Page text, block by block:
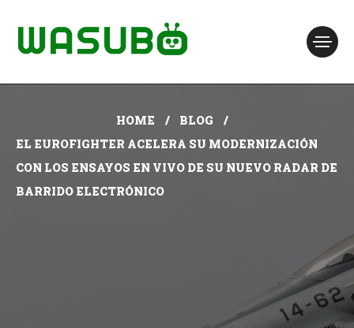
HOME
BLOG
EL EUROFIGHTER ACELERA SU MODERNIZACIÓN
CON LOS ENSAYOS EN VIVO DE SU NUEVO RADAR DE
BARRIDO ELECTRÓNICO